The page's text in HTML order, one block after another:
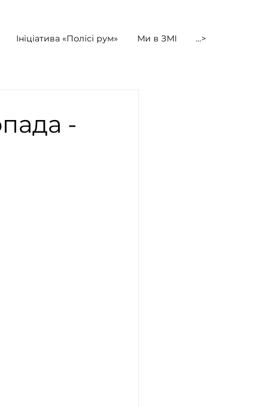
Ініціатива «Полісі рум» Ми в ЗМІ ...>
-